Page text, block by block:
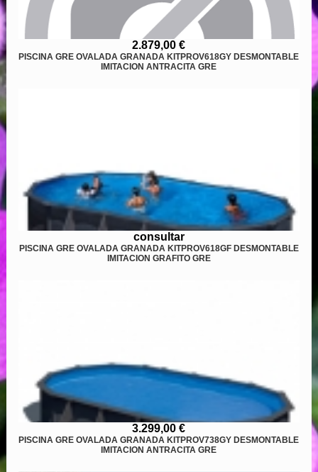
2.879,00 €
PISCINA GRE OVALADA GRANADA KITPROV618GY DESMONTABLE
IMITACION ANTRACITA GRE
consultar
PISCINA GRE OVALADA GRANADA KITPROV618GF DESMONTABLE
IMITACION GRAFITO GRE
3.299,00 €
PISCINA GRE OVALADA GRANADA KITPROV738GY DESMONTABLE
IMITACION ANTRACITA GRE